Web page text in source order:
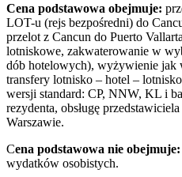
Cena podstawowa obejmuje:
LOT-u (rejs bezpośredni) do
przelot z Cancun do Puerto
lotniskowe, zakwaterowanie w
dób hotelowych), wyżywienie jak
transfery lotnisko – hotel –
wersji standard: CP, NNW, KL i
rezydenta, obsługę
Warszawie.
Cena podstawowa nie obejmuje:
wydatków osobistych.